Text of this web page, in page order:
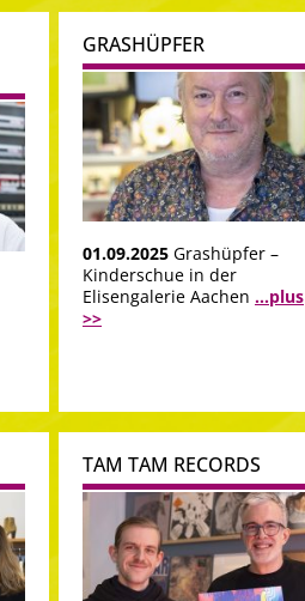
GRASHÜPFER
01.09.2025 Grashüpfer –
Kinderschue in der
Elisengalerie Aachen ...plus
>>
TAM TAM RECORDS